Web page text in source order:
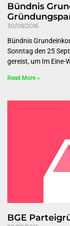
Bündnis
30/09/2016
Bündnis
Sonntag den 25
gereist, um Im Eine-
Read More »
BGE